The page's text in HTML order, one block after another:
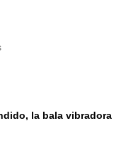
la bala vibradora